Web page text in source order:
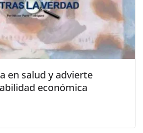
en salud y advierte
económica